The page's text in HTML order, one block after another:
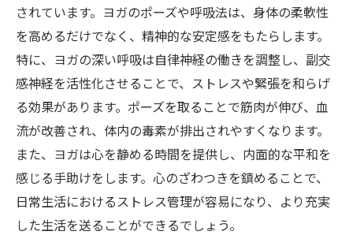
自律神経を整えるための深呼吸とヨガの実践例
実践例から学ぶ深呼吸の効果
ヨガを取り入れた一日の始まり
深呼吸を取り入れたヨガルーティン
自律神経を整えるヨガポーズの実例
深呼吸がもたらすリラックス効果
ヨガと深呼吸を日常に取り入れる方法
深呼吸とヨガで交感神経と副交感神経のバラン
スを取る方法
されています。ヨガのポーズや呼吸法は、身体の柔軟性
を高めるだけでなく、精神的な安定感をもたらします。
特に、ヨガの深い呼吸は自律神経の働きを調整し、副交
感神経を活性化させることで、ストレスや緊張を和らげ
る効果があります。ポーズを取ることで筋肉が伸び、血
流が改善され、体内の毒素が排出されやすくなります。
また、ヨガは心を静める時間を提供し、内面的な平和を
感じる手助けをします。心のざわつきを鎮めることで、
日常生活におけるストレス管理が容易になり、より充実
した生活を送ることができるでしょう。